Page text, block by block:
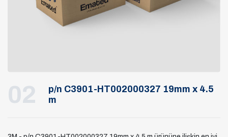
02
p/n C3901-HT002000327 19mm x 4.5
m